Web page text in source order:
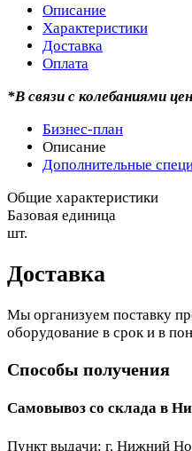
Описание
Характеристики
Доставка
Оплата
*В связи с колебаниями
Бизнес-план
Описание
Дополнительные
Общие характеристики
Базовая единица
шт.
Доставка
Мы организуем поставку
оборудование в срок и в
Способы получения
Самовывоз со склада в
Пункт выдачи: г. Нижний